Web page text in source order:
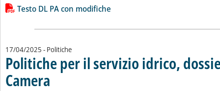
Lista allegati PDF alla notizia
Testo DL PA con modifiche
17/04/2025 - Politiche
Politiche per il servizio idrico,
Camera . Sottotitolo: Tra trend positivi, Water Service Divide irrisolto, e impatti
. Pubblicata giovedì 17 aprile 2025 alle 17.47.